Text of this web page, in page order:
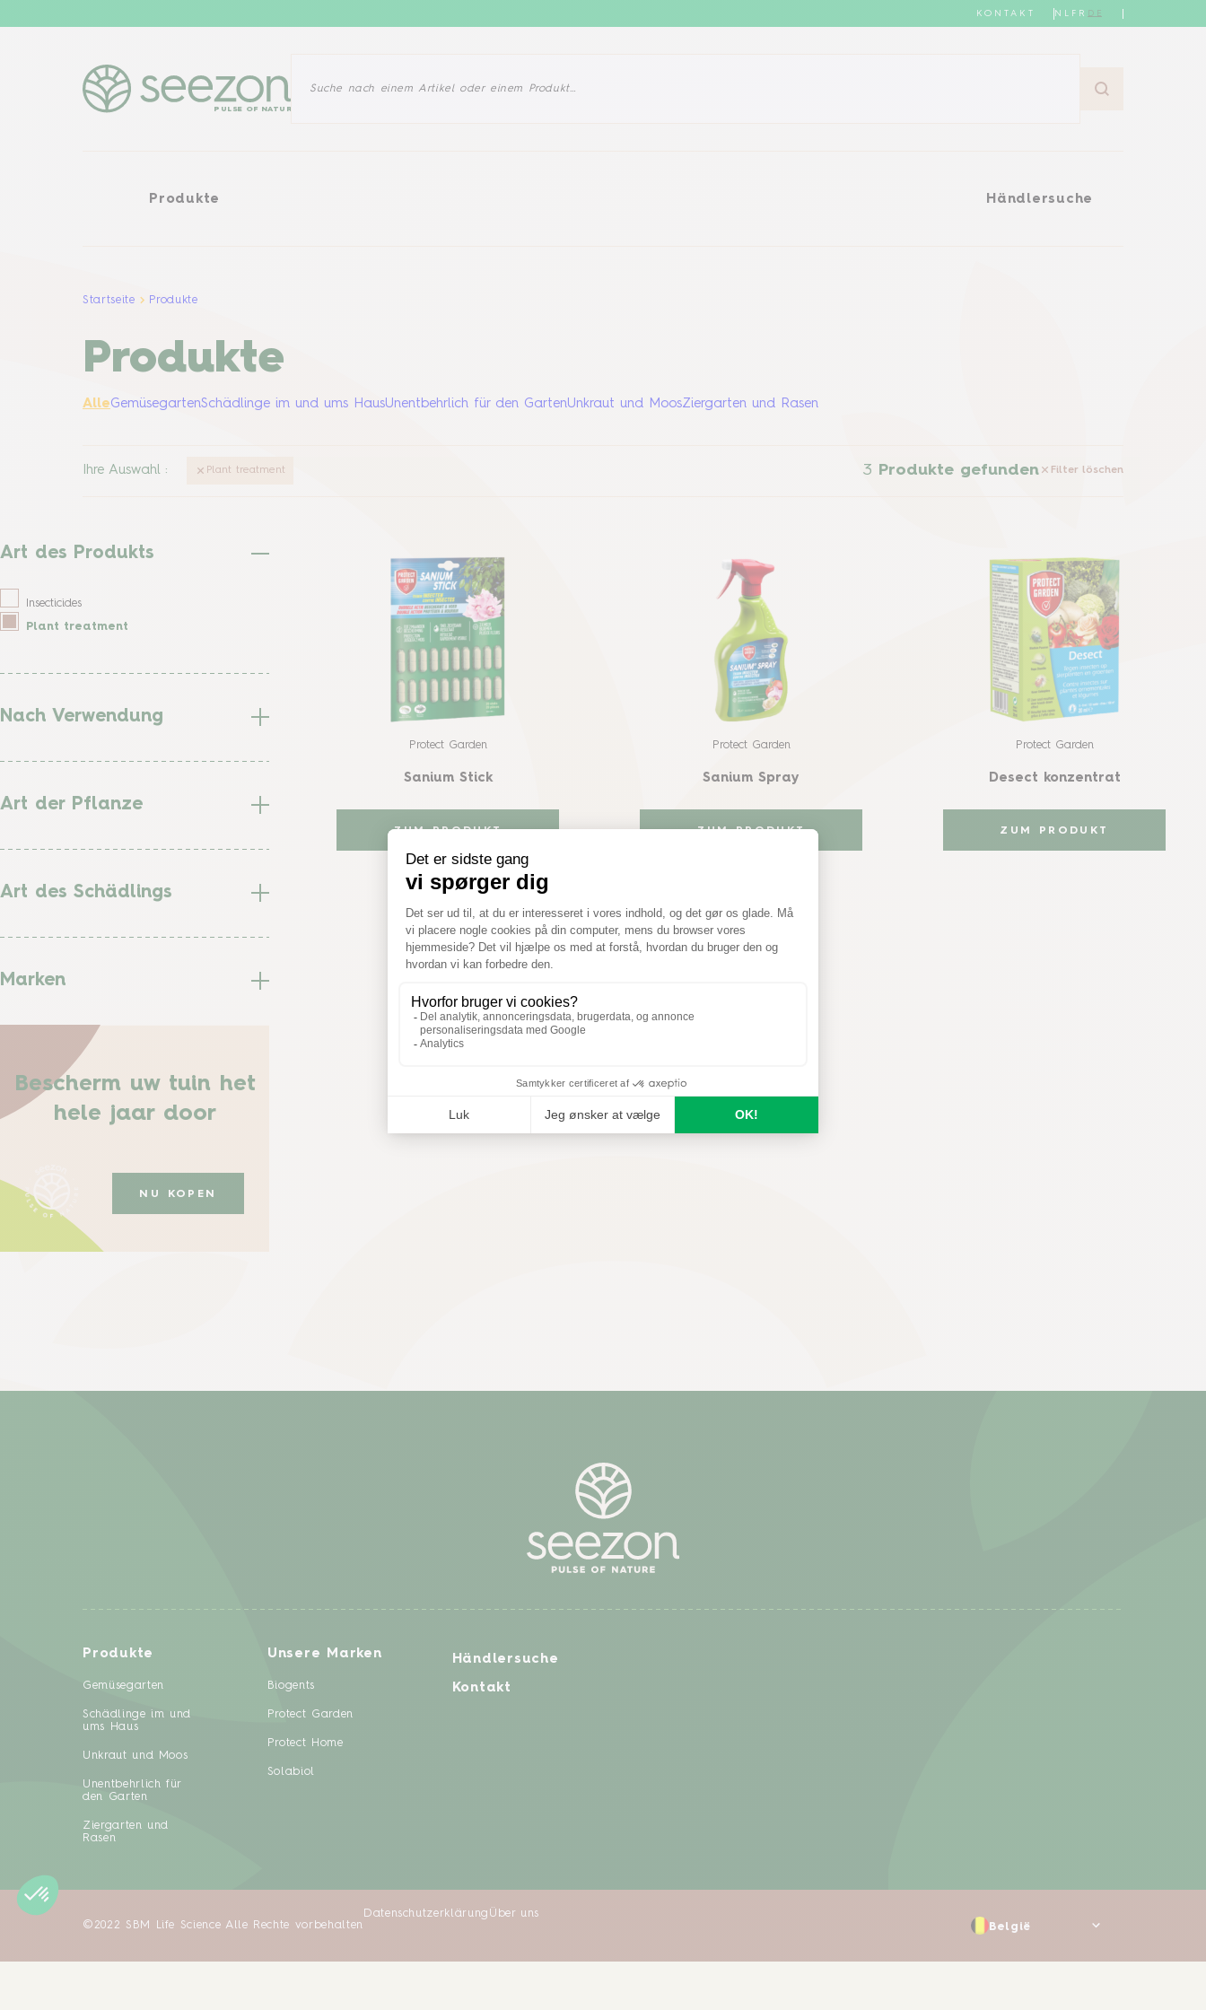
KONTAKT NL FR DE
PULSE OF NATURE
Produkte Händlersuche
Produkte Händlersuche
Startseite Produkte
Produkte
AlleGemüsegartenSchädlinge im und ums HausUnentbehrlich für den GartenUnkraut und MoosZiergarten und Rasen
Ihre Auswahl: Plant treatment 3 Produkte gefunden Filter löschen
Art des Produkts
Insecticides
Plant treatment
Nach Verwendung
Art der Pflanze
Art des Schädlings
Marken
Bescherm uw tuin het
hele jaar door
NU KOPEN
Protect Garden
Sanium Stick
ZUM PRODUKT
Protect Garden
Sanium Spray
ZUM PRODUKT
Protect Garden
Desect konzentrat
ZUM PRODUKT
Produkte
Gemüsegarten
Schädlinge im und
ums Haus
Unkraut und Moos
Unentbehrlich für
den Garten
Ziergarten und
Rasen
Unsere Marken
Biogents
Protect Garden
Protect Home
Solabiol
Händlersuche
Kontakt
©2022 SBM Life Science Alle Rechte vorbehalten
Datenschutzerklärung Über uns
België